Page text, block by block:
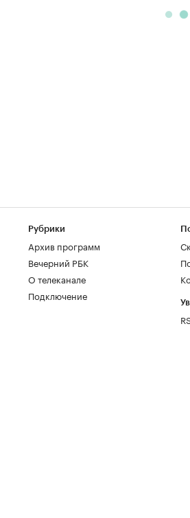
Рубрики
Архив программ
Вечерний РБК
О телеканале
Подключение